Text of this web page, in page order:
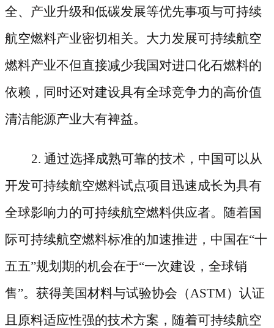
全、产业升级和低碳发展等优先事项与可持续
航空燃料产业密切相关。大力发展可持续航空
燃料产业不但直接减少我国对进口化石燃料的
依赖，同时还对建设具有全球竞争力的高价值
清洁能源产业大有裨益。
2. 通过选择成熟可靠的技术，中国可以从
开发可持续航空燃料试点项目迅速成长为具有
全球影响力的可持续航空燃料供应者。随着国
际可持续航空燃料标准的加速推进，中国在“十
五五”规划期的机会在于“一次建设，全球销
售”。获得美国材料与试验协会（ASTM）认证
且原料适应性强的技术方案，随着可持续航空